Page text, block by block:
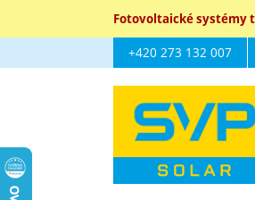
Fotovoltaické systémy
Navigace
+420 273 132 007